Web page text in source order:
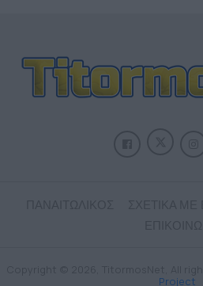
Project